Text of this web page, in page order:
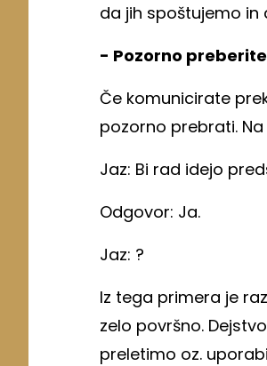
da jih spoštujemo in
- Pozorno
Če komunicirate
pozorno prebrati.
Jaz: Bi rad idejo
Odgovor: Ja.
Jaz: ?
Iz tega primera je
zelo površno.
preletimo oz.